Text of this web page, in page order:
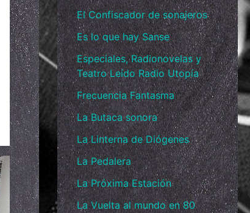
El Confiscador de sonajeros
Es lo que hay Sanse
Especiales, Radionovelas y
Teatro Leído Radio Utopía
Frecuencia Fantasma
La Butaca sonora
La Linterna de Diógenes
La Pedalera
La Próxima Estación
La Vuelta al mundo en 80